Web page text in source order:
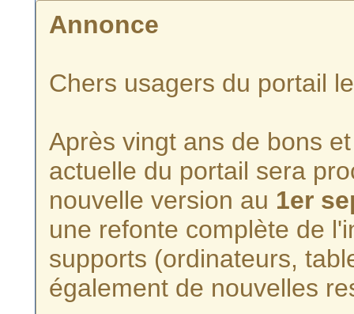
Annonce
Chers usagers du portail
Après vingt ans de bons
actuelle du portail sera
nouvelle version au 1er
une refonte complète de
supports (ordinateurs,
également de nouvelles